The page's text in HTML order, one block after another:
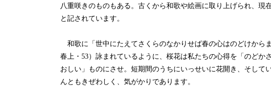
八重咲きのものもある。古くから和歌や絵画に取り上げられ、現
と記されています。
和歌に「世中にたえてさくらのなかりせば春の心はのどけから
春上・53）詠まれているように、桜花は私たちの心得を「のどか
おしい」ものにさせ。短期間のうちにいっせいに花開き、そして
んともきぜわしく、気がかりであります。